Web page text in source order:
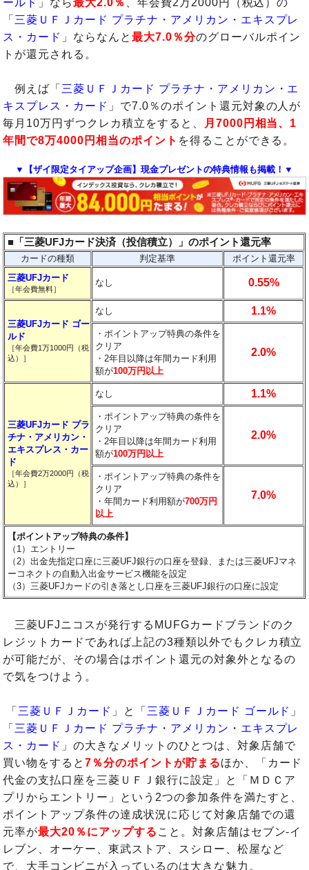
「 三菱ＵＦＪカード プラチナ・アメリカン・エキスプレ
ス・カード 」ならなんと最大7.0％分のグローバルポイン
トが還元される。
例えば「 三菱ＵＦＪカード プラチナ・アメリカン・エ
キスプレス・カード 」で7.0％のポイント還元対象の人が
毎月10万円ずつクレカ積立をすると、
月7000円相当、1
年間で8万4000円相当のポイント を得ることができる。
▼【ザイ限定タイアップ企画】現金プレゼントの特典情報も掲載！▼
■「三菱UFJカード決済（投信積立）」のポイント還元率
カードの種類 判定基準
ポイント還元率
三菱UFJカード
［年会費無料］
なし 0.55%
三菱UFJカード ゴー
ルド
［年会費1万1000円（税
込）］
なし 1.1%
・ポイントアップ特典の条件を
クリア
・2年目以降は年間カード利用
額が100万円以上
2.0%
三菱UFJカード プラ
チナ・アメリカン・
エキスプレス・カー
ド
［年会費2万2000円（税
込）］
なし 1.1%
・ポイントアップ特典の条件を
クリア
・2年目以降は年間カード利用
額が100万円以上
2.0%
・ポイントアップ特典の条件を
クリア
・年間カード利用額が700万円
以上
7.0%
【ポイントアップ特典の条件】
（1）エントリー
（2）出金先指定口座に三菱UFJ銀行の口座を登録、または三菱UFJマネ
ーコネクトの自動入出金サービス機能を設定
（3）三菱UFJカードの引き落とし口座を三菱UFJ銀行の口座に設定
三菱UFJニコスが発行するMUFGカードブランドのク
レジットカードであれば上記の3種類以外でもクレカ積立
が可能だが、その場合はポイント還元の対象外となるの
で気をつけよう。
「 三菱ＵＦＪカード 」と「 三菱ＵＦＪカード ゴールド 」
「 三菱ＵＦＪカード プラチナ・アメリカン・エキスプレ
ス・カード 」の大きなメリットのひとつは、対象店舗で
買い物をすると7％分のポイントが貯まるほか、「カード
代金の支払口座を三菱ＵＦＪ銀行に設定」と「ＭＤＣア
プリからエントリー」という2つの参加条件を満たすと、
ポイントアップ条件の達成状況に応じて対象店舗での還
元率が最大20％にアップする こと。対象店舗はセブン‐イ
レブン、オーケー、東武ストア、スシロー、松屋など
で、大手コンビニが入っているのは大きな魅力。